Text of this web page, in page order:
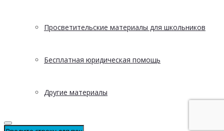
Просветительские материалы для школьников
Бесплатная юридическая помощь
Другие материалы